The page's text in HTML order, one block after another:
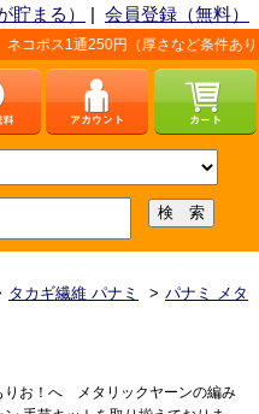
貯まる） | 会員登録（無料）
さなど条件あり）。詳しくは、こち
タカギ繊維 パナミ > パナミ メタ
りお！へ メタリックヤーンの編み